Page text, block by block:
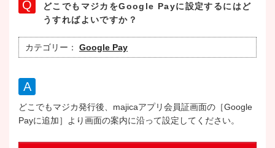
どこでもマジカをGoogle Payに設定するにはど
うすればよいですか？
カテゴリー： Google Pay
どこでもマジカ発行後、majicaアプリ会員証画面の［Google
Payに追加］より画面の案内に沿って設定してください。